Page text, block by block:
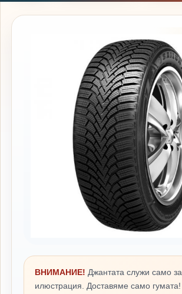
ВНИМАНИЕ! Джантата служи само за
илюстрация. Доставяме само гумата!